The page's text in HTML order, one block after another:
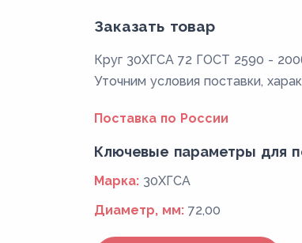
Заказать товар
Круг 30ХГСА 72 ГОСТ 2590 -
Уточним условия поставки,
Поставка по России
Ключевые параметры для
Марка: 30ХГСА
Диаметр, мм: 72,00